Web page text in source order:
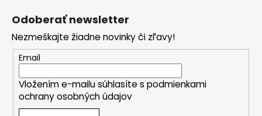
Odoberať newsletter
Nezmeškajte žiadne novinky či zľavy!
Email
Vložením e-mailu súhlasíte s podmienkami
ochrany osobných údajov